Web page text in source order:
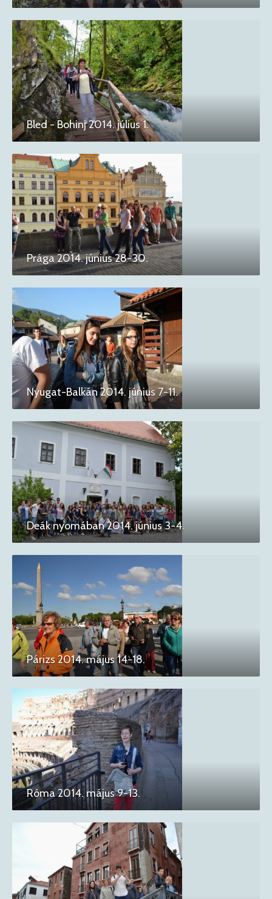
Bled - Bohinj 2014. július 1.
Prága 2014. június 28-30.
Nyugat-Balkán 2014. június 7-11.
Deák nyomában 2014. június 3-4.
Párizs 2014. május 14-18.
Róma 2014. május 9-13.